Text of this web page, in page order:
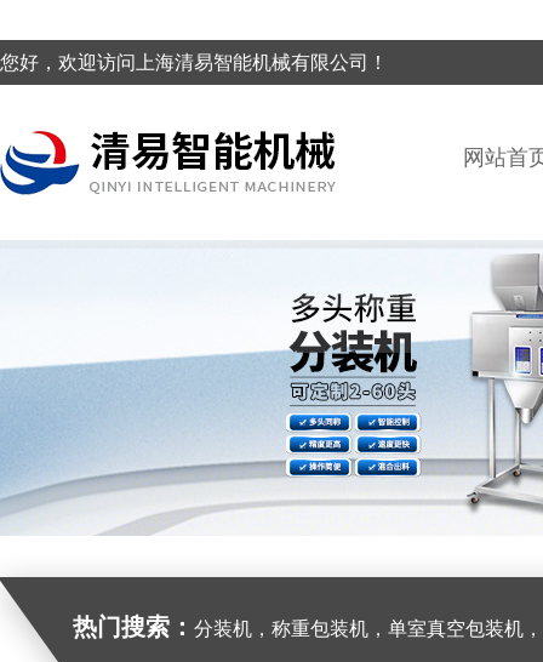
您好，欢迎访问上海清易智能机械有限公司！
网站首
热门搜索： 分装机，称重包装机，单室真空包装机，双室真